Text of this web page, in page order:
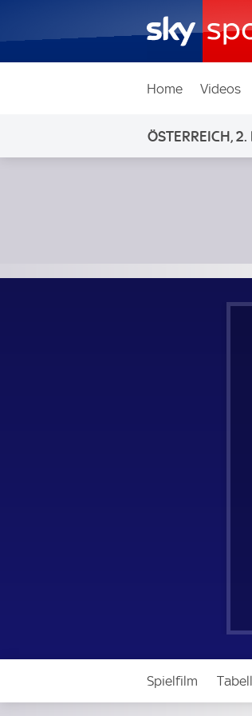
Home Videos
ÖSTERREICH, 2.
Spielfilm